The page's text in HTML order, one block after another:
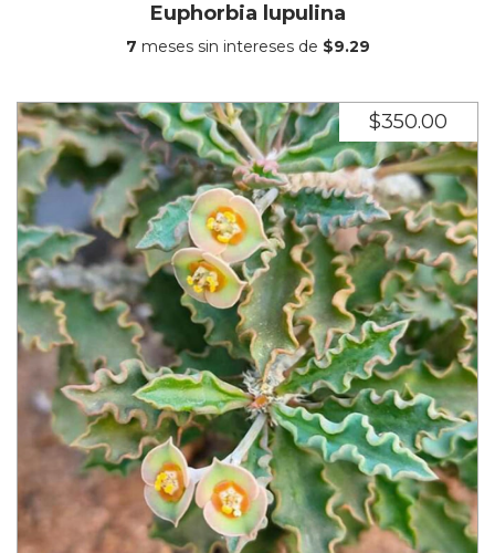
Euphorbia lupulina
7 meses sin intereses de $9.29
$350.00